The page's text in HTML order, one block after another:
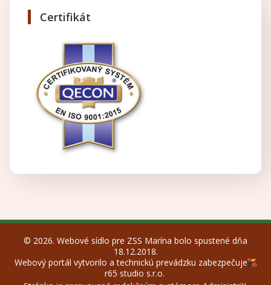
Certifikát
© 2026. Webové sídlo pre ZSS Marína bolo spustené dňa
18.12.2018.
Webový portál vytvorilo a technickú prevádzku zabezpečuje
r65 studio s.r.o.